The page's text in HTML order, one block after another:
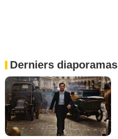
Derniers diaporamas